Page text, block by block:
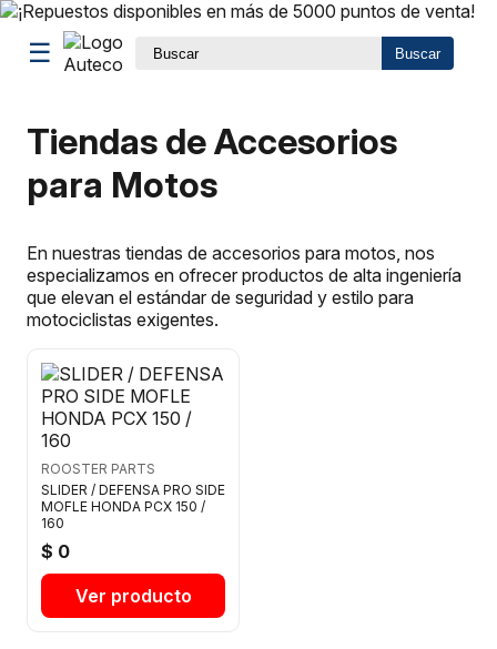
☰ Buscar
Tiendas de Accesorios
para Motos
En nuestras tiendas de accesorios para motos, nos
especializamos en ofrecer productos de alta ingeniería
que elevan el estándar de seguridad y estilo para
motociclistas exigentes.
ROOSTER PARTS
SLIDER / DEFENSA PRO SIDE
MOFLE HONDA PCX 150 /
160
$ 0
Ver producto